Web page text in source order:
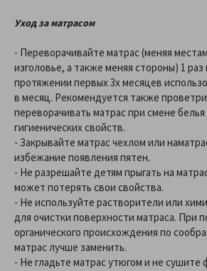
Уход за матрасом
- Переворачивайте матрас (меняя
изголовье, а также меняя стороны) 1
протяжении первых 3х месяцев
в месяц. Рекомендуется также
переворачивать матрас при смене
гигиенических свойств.
- Закрывайте матрас чехлом или
избежание появления пятен.
- Не разрешайте детям прыгать на
может потерять свои свойства.
- Не используйте растворители или
для очистки поверхности матраса. При
органического происхождения по
матрас лучше заменить.
- Не гладьте матрас утюгом и не сушите